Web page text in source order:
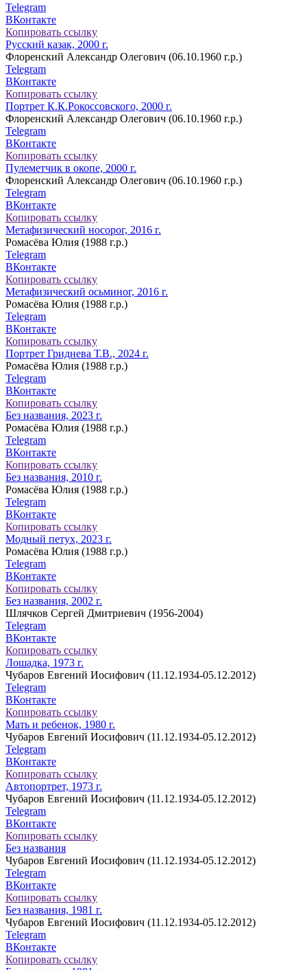
Telegram
ВКонтакте
Копировать ссылку
Русский казак, 2000 г.
Флоренский Александр Олегович (06.10.1960 г.р.)
Telegram
ВКонтакте
Копировать ссылку
Портрет К.К.Рокоссовского, 2000 г.
Флоренский Александр Олегович (06.10.1960 г.р.)
Telegram
ВКонтакте
Копировать ссылку
Пулеметчик в окопе, 2000 г.
Флоренский Александр Олегович (06.10.1960 г.р.)
Telegram
ВКонтакте
Копировать ссылку
Метафизический носорог, 2016 г.
Ромасёва Юлия (1988 г.р.)
Telegram
ВКонтакте
Копировать ссылку
Метафизический осьминог, 2016 г.
Ромасёва Юлия (1988 г.р.)
Telegram
ВКонтакте
Копировать ссылку
Портрет Гриднева Т.В., 2024 г.
Ромасёва Юлия (1988 г.р.)
Telegram
ВКонтакте
Копировать ссылку
Без названия, 2023 г.
Ромасёва Юлия (1988 г.р.)
Telegram
ВКонтакте
Копировать ссылку
Без названия, 2010 г.
Ромасёва Юлия (1988 г.р.)
Telegram
ВКонтакте
Копировать ссылку
Модный петух, 2023 г.
Ромасёва Юлия (1988 г.р.)
Telegram
ВКонтакте
Копировать ссылку
Без названия, 2002 г.
Шлячков Сергей Дмитриевич (1956-2004)
Telegram
ВКонтакте
Копировать ссылку
Лошадка, 1973 г.
Чубаров Евгений Иосифович (11.12.1934-05.12.2012)
Telegram
ВКонтакте
Копировать ссылку
Мать и ребенок, 1980 г.
Чубаров Евгений Иосифович (11.12.1934-05.12.2012)
Telegram
ВКонтакте
Копировать ссылку
Автопортрет, 1973 г.
Чубаров Евгений Иосифович (11.12.1934-05.12.2012)
Telegram
ВКонтакте
Копировать ссылку
Без названия
Чубаров Евгений Иосифович (11.12.1934-05.12.2012)
Telegram
ВКонтакте
Копировать ссылку
Без названия, 1981 г.
Чубаров Евгений Иосифович (11.12.1934-05.12.2012)
Telegram
ВКонтакте
Копировать ссылку